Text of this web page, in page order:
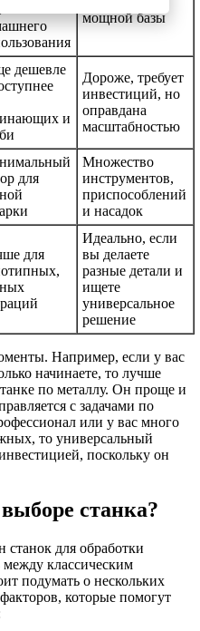
мощной базы
дешевле
и
Дороже, требует
инвестиций, но
оправдана
масштабностью
для
Множество
инструментов,
приспособлений
и насадок
для
Идеально, если
вы делаете
разные детали и
ищете
универсальное
решение
Например, если у вас
начинаете, то лучше
по металлу. Он проще и
с задачами по
или у вас много
то универсальный
поскольку он
станка?
для обработки
между классическим
подумать о нескольких
которые помогут